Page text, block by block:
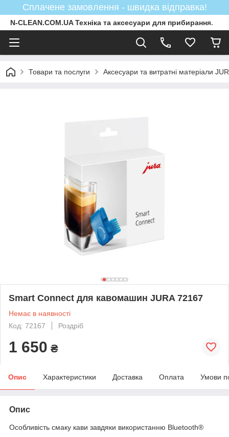
Сплачене замовлення - швидка відправка!
N-CLEAN.COM.UA Техніка та аксесуари для прибирання.
Товари та послуги Аксесуари та витратні матеріали
Smart Connect для кавомашин JURA 72167
Немає в наявності
Код: 72167
Роздріб
1 650 ₴
Опис Характеристики Доставка Оплата Умови
Опис
Особливість смаку кави завдяки використанню Bluetooth®